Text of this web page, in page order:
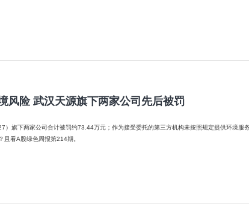
风险 武汉天源旗下两家公司先后被罚
旗下两家公司合计被罚约73.44万元；作为接受委托的第三方机构未按照规定提供环境服务
看A股绿色周报第214期。